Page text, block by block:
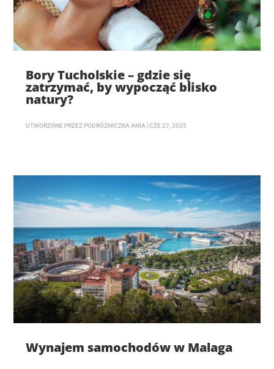
Bory Tucholskie – gdzie się
zatrzymać, by wypocząć blisko
natury?
UTWORZONE PRZEZ PODRÓŻNICZKA ANIA |CZE 27, 2025
Wynajem samochodów w Malaga